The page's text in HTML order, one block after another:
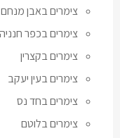
צימרים באבן מנחם
צימרים בכפר חנניה
צימרים בקצרין
צימרים בעין יעקב
צימרים בחד נס
צימרים בלוטם